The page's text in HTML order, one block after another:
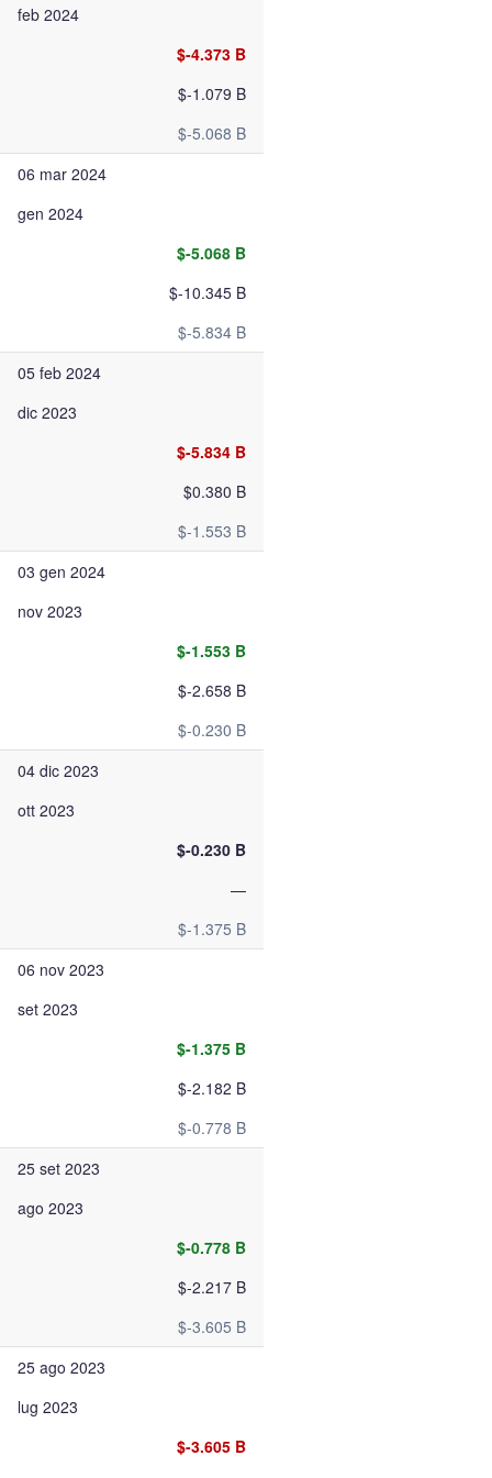
feb 2024
$-4.373 B
$-1.079 B
$-5.068 B
06 mar 2024
gen 2024
$-5.068 B
$-10.345 B
$-5.834 B
05 feb 2024
dic 2023
$-5.834 B
$0.380 B
$-1.553 B
03 gen 2024
nov 2023
$-1.553 B
$-2.658 B
$-0.230 B
04 dic 2023
ott 2023
$-0.230 B
—
$-1.375 B
06 nov 2023
set 2023
$-1.375 B
$-2.182 B
$-0.778 B
25 set 2023
ago 2023
$-0.778 B
$-2.217 B
$-3.605 B
25 ago 2023
lug 2023
$-3.605 B